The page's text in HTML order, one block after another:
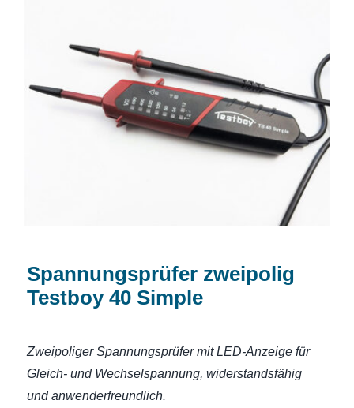
Spannungsprüfer zweipolig Testboy 40
Simple
Spannungsprüfer zweipolig
Testboy 40 Simple
Zweipoliger Spannungsprüfer mit LED-Anzeige für
Gleich- und Wechselspannung, widerstandsfähig
und anwenderfreundlich.